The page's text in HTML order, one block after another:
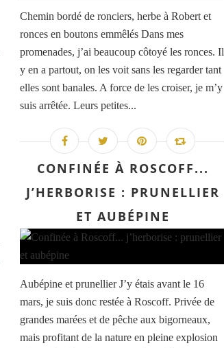
Chemin bordé de ronciers, herbe à Robert et
ronces en boutons emmêlés Dans mes
promenades, j’ai beaucoup côtoyé les ronces. Il
y en a partout, on les voit sans les regarder tant
elles sont banales. A force de les croiser, je m’y
suis arrêtée. Leurs petites...
CONFINÉE À ROSCOFF...
J’HERBORISE : PRUNELLIER
ET AUBÉPINE
Aubépine et prunellier J’y étais avant le 16
mars, je suis donc restée à Roscoff. Privée de
grandes marées et de pêche aux bigorneaux,
mais profitant de la nature en pleine explosion